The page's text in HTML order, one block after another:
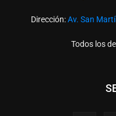
Dirección:Av. San
Todos los